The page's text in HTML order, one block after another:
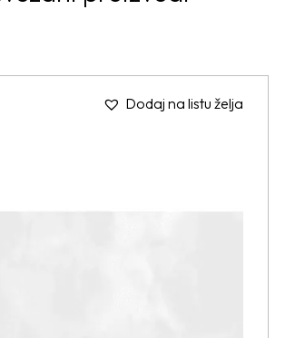
Dodaj na listu želja